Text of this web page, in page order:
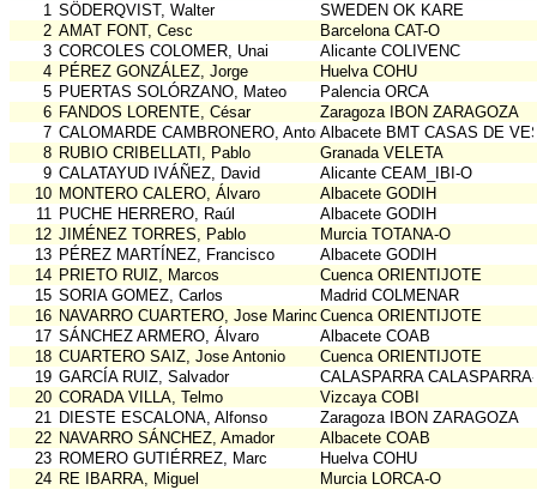
1 SÖDERQVIST, Walter
SWEDEN OK KARE
2 AMAT FONT, Cesc
Barcelona CAT-O
3 CORCOLES COLOMER, Unai
Alicante COLIVENC
4 PÉREZ GONZÁLEZ, Jorge
Huelva COHU
5 PUERTAS SOLÓRZANO, Mateo
Palencia ORCA
6 FANDOS LORENTE, César
Zaragoza IBON ZARAGOZA
7 CALOMARDE CAMBRONERO, AntonioAlbacete BMT CASAS DE
8 RUBIO CRIBELLATI, Pablo
Granada VELETA
9 CALATAYUD IVÁÑEZ, David
Alicante CEAM_IBI-O
10 MONTERO CALERO, Álvaro
Albacete GODIH
11 PUCHE HERRERO, Raúl
Albacete GODIH
12 JIMÉNEZ TORRES, Pablo
Murcia TOTANA-O
13 PÉREZ MARTÍNEZ, Francisco
Albacete GODIH
14 PRIETO RUIZ, Marcos
Cuenca ORIENTIJOTE
15 SORIA GOMEZ, Carlos
Madrid COLMENAR
16 NAVARRO CUARTERO, Jose Marino Cuenca ORIENTIJOTE
17 SÁNCHEZ ARMERO, Álvaro
Albacete COAB
18 CUARTERO SAIZ, Jose Antonio
Cuenca ORIENTIJOTE
19 GARCÍA RUIZ, Salvador
CALASPARRA
20 CORADA VILLA, Telmo
Vizcaya COBI
21 DIESTE ESCALONA, Alfonso
Zaragoza IBON ZARAGOZA
22 NAVARRO SÁNCHEZ, Amador
Albacete COAB
23 ROMERO GUTIÉRREZ, Marc
Huelva COHU
24 RE IBARRA, Miguel Murcia LORCA-O